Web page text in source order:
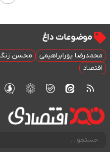
موضوعات داغ
محمدرضا پورابراهیمی محسن
اقتصاد